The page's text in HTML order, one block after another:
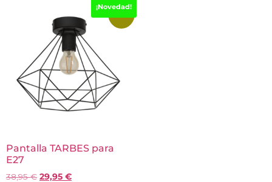
¡Novedad!
Pantalla TARBES para
E27
38,95€ 29,95 €